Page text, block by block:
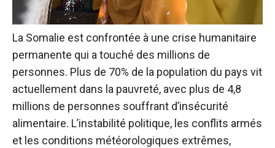
La Somalie est confrontée à une crise humanitaire
permanente qui a touché des millions de
personnes. Plus de 70% de la population du pays vit
actuellement dans la pauvreté, avec plus de 4,8
millions de personnes souffrant d’insécurité
alimentaire. L’instabilité politique, les conflits armés
et les conditions météorologiques extrêmes,